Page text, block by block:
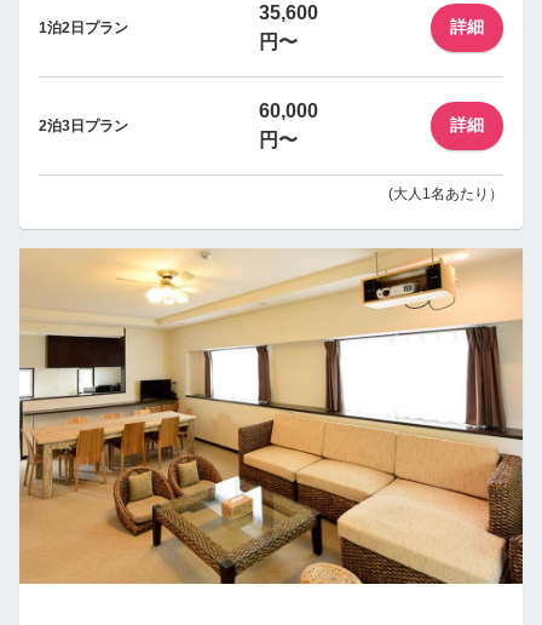
1泊2日プラン
35,600
円〜
詳細
2泊3日プラン
60,000
円〜
詳細
(大人1名あたり）